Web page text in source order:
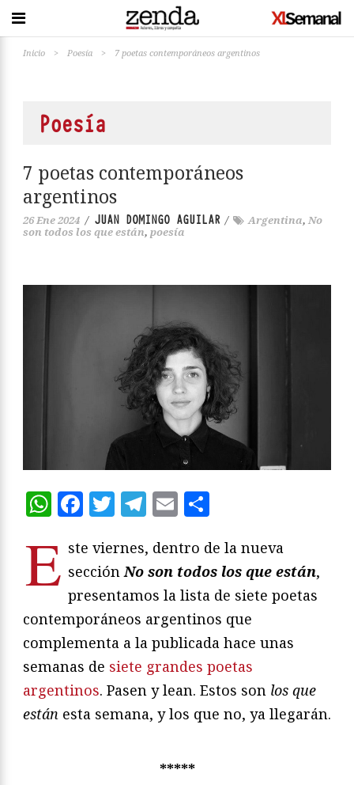
Inicio > Poesía > 7 poetas contemporáneos argentinos
Poesía
7 poetas contemporáneos
argentinos
26 Ene 2024 / JUAN DOMINGO AGUILAR / Argentina, No
son todos los que están, poesía
WhatsApp
Facebook
Twitter
Telegram
Email
E ste viernes, dentro de la nueva
sección No son todos los que están,
presentamos la lista de siete poetas
contemporáneos argentinos que
complementa a la publicada hace unas
semanas de siete grandes poetas
argentinos. Pasen y lean. Estos son los que
están esta semana, y los que no, ya llegarán.
*****